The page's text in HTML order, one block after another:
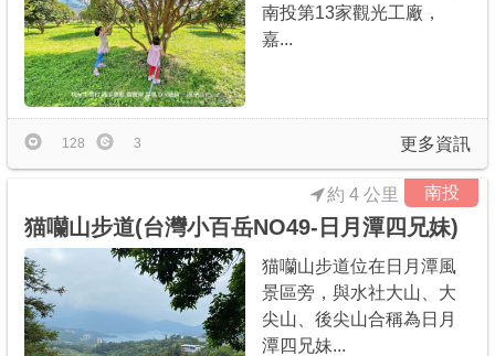
南投第13家觀光工廠，
嘉...
更多資訊
128 3
南投
猫囒山步道(台灣小百岳NO49-日月潭四兄妹)
約 4 公里
猫囒山步道位在日月潭風
景區旁，與水社大山、大
尖山、後尖山合稱為日月
潭四兄妹...